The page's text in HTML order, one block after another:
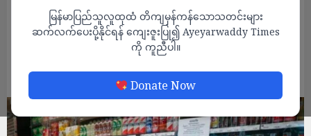
မြန်မာပြည်သူလူထုထံ တိကျမှန်ကန်သောသတင်းများ
ဆက်လက်ပေးပို့နိုင်ရန် ကျေးဇူးပြု၍ Ayeyarwaddy Times
ကို ကူညီပါ။
Donate Now
နိုင်ငံတကာ သတင်း
ထိုင်းမှာ ကန့်သတ်ချိန်အတွင်း ယမကာ
သုံးဆောင်ရင် ဘတ် ၁၀၀၀၀ ဒဏ်ရိုက်ခံရမယ်
ADMIN